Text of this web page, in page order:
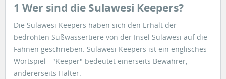
1 Wer sind die Sulawesi Keepers?
Die Sulawesi Keepers haben sich den Erhalt der
bedrohten Süßwassertiere von der Insel Sulawesi auf die
Fahnen geschrieben. Sulawesi Keepers ist ein englisches
Wortspiel - "Keeper" bedeutet einerseits Bewahrer,
andererseits Halter.